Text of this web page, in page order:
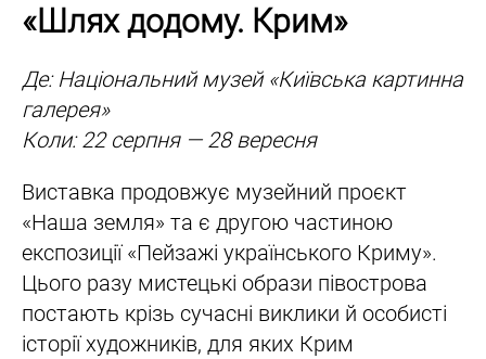
«Шлях додому. Крим»
Де: Національний музей «Київська картинна
галерея»
Коли: 22 серпня — 28 вересня
Виставка продовжує музейний проєкт
«Наша земля» та є другою частиною
експозиції «Пейзажі українського Криму».
Цього разу мистецькі образи півострова
постають крізь сучасні виклики й особисті
історії художників, для яких Крим